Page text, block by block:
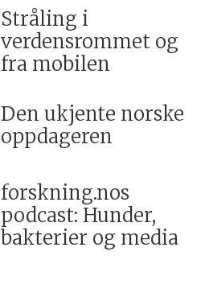
Stråling i
verdensrommet og
fra mobilen
Den ukjente norske
oppdageren
forskning.nos
podcast: Hunder,
bakterier og media